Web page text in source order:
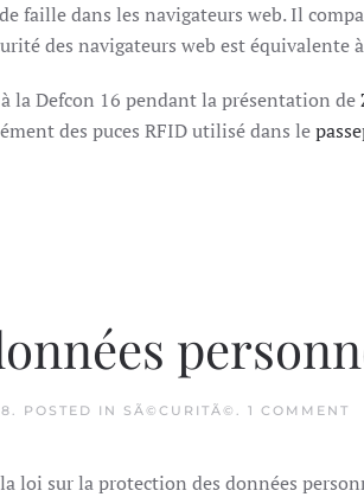
faille dans les navigateurs web. Il
des navigateurs web est équivalente
la Defcon 16 pendant la présentation de
des puces RFID utilisé dans le
. POSTED IN SÃ©CURITÃ© . 1 COMMENT
loi sur la protection des données